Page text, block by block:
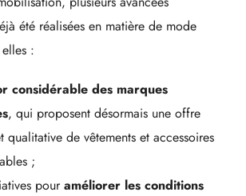
été réalisées en matière de mode
:
considérable des marques
, qui proposent désormais une offre
qualitative de vêtements et accessoires
;
pouraméliorer les conditions